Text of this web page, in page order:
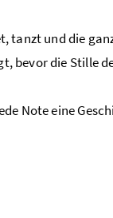
tanzt und die
bevor die Stille
Note eine